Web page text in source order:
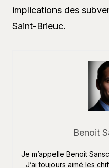
implications des
Saint-Brieuc.
Benoit
Je m’appelle Benoit
J’ai toujours aimé les